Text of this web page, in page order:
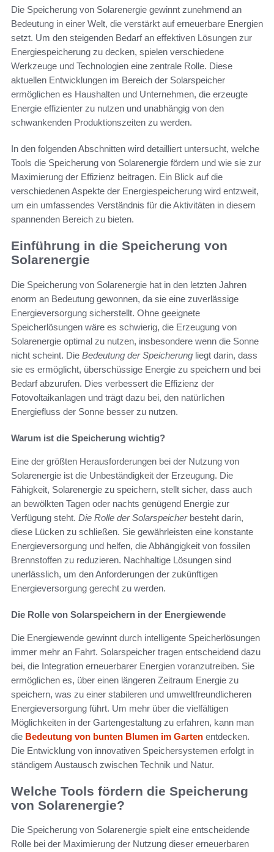
Die Speicherung von Solarenergie gewinnt zunehmend an
Bedeutung in einer Welt, die verstärkt auf erneuerbare Energien
setzt. Um den steigenden Bedarf an effektiven Lösungen zur
Energiespeicherung zu decken, spielen verschiedene
Werkzeuge und Technologien eine zentrale Rolle. Diese
aktuellen Entwicklungen im Bereich der Solarspeicher
ermöglichen es Haushalten und Unternehmen, die erzeugte
Energie effizienter zu nutzen und unabhängig von den
schwankenden Produktionszeiten zu werden.
In den folgenden Abschnitten wird detailliert untersucht, welche
Tools die Speicherung von Solarenergie fördern und wie sie zur
Maximierung der Effizienz beitragen. Ein Blick auf die
verschiedenen Aspekte der Energiespeicherung wird entzweit,
um ein umfassendes Verständnis für die Aktivitäten in diesem
spannenden Bereich zu bieten.
Einführung in die Speicherung von
Solarenergie
Die Speicherung von Solarenergie hat in den letzten Jahren
enorm an Bedeutung gewonnen, da sie eine zuverlässige
Energieversorgung sicherstellt. Ohne geeignete
Speicherlösungen wäre es schwierig, die Erzeugung von
Solarenergie optimal zu nutzen, insbesondere wenn die Sonne
nicht scheint. Die Bedeutung der Speicherung liegt darin, dass
sie es ermöglicht, überschüssige Energie zu speichern und bei
Bedarf abzurufen. Dies verbessert die Effizienz der
Fotovoltaikanlagen und trägt dazu bei, den natürlichen
Energiefluss der Sonne besser zu nutzen.
Warum ist die Speicherung wichtig?
Eine der größten Herausforderungen bei der Nutzung von
Solarenergie ist die Unbeständigkeit der Erzeugung. Die
Fähigkeit, Solarenergie zu speichern, stellt sicher, dass auch
an bewölkten Tagen oder nachts genügend Energie zur
Verfügung steht. Die Rolle der Solarspeicherbesteht darin,
diese Lücken zu schließen. Sie gewährleisten eine konstante
Energieversorgung und helfen, die Abhängigkeit von fossilen
Brennstoffen zu reduzieren. Nachhaltige Lösungen sind
unerlässlich, um den Anforderungen der zukünftigen
Energieversorgung gerecht zu werden.
Die Rolle von Solarspeichern in der Energiewende
Die Energiewende gewinnt durch intelligente Speicherlösungen
immer mehr an Fahrt. Solarspeicher tragen entscheidend dazu
bei, die Integration erneuerbarer Energien voranzutreiben. Sie
ermöglichen es, über einen längeren Zeitraum Energie zu
speichern, was zu einer stabileren und umweltfreundlicheren
Energieversorgung führt. Um mehr über die vielfältigen
Möglichkeiten in der Gartengestaltung zu erfahren, kann man
die Bedeutung von bunten Blumen im Garten entdecken.
Die Entwicklung von innovativen Speichersystemen erfolgt in
ständigem Austausch zwischen Technik und Natur.
Welche Tools fördern die Speicherung
von Solarenergie?
Die Speicherung von Solarenergie spielt eine entscheidende
Rolle bei der Maximierung der Nutzung dieser erneuerbaren